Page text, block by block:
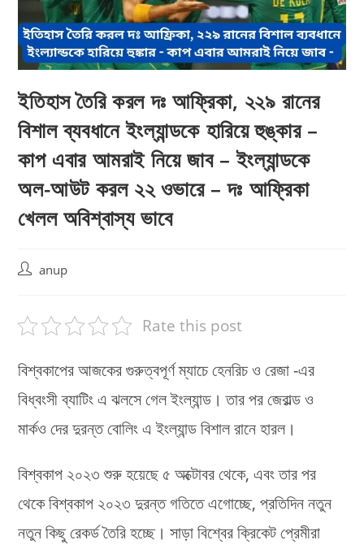
ইতিহাস তৈরি করল দঃ আফ্রিকা, ২২৯ রানের
বিশাল ব্যবধানে ইংল্যান্ডকে হারিয়ে হুঙ্কার –
কাপ এবার আমরাই নিয়ে জাব – ইংল্যান্ডকে
অল-আউট করল ২২ ওভারে – দঃ আফ্রিকা
খেলল অবিশ্বাস্য ভাবে
Postanup
Rate this post
বিশ্বকাপের আজকের গুরুত্বপূর্ণ ম্যাচে হেনরিচ ও রেজা -এর
বিধ্বংসী ব্যাটিং এ ঝলসে গেল ইংল্যান্ড। তার পর জেরাল্ড ও
মার্কও দের দুরন্ত বোলিং এ ইংল্যান্ড বিশাল রানে হারল।
বিশ্বকাপ ২০২৩ শুরু হয়েছে ৫ অক্টোবর থেকে, এবং তার পর
থেকে বিশ্বকাপ ২০২৩ দুরন্ত গতিতে এগোচ্ছে, প্রতিদিন নতুন
নতুন কিছু রেকর্ড তৈরি হচ্ছে। সাড়া বিশ্বের ক্রিকেট প্রেমীরা